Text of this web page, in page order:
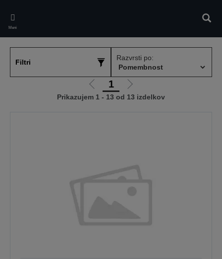
main
content
Meni
Filtri
Razvrsti po:
Pojdi
na
1
Pojdi
na
Prikazujem 1 - 13 od 13 izdelkov